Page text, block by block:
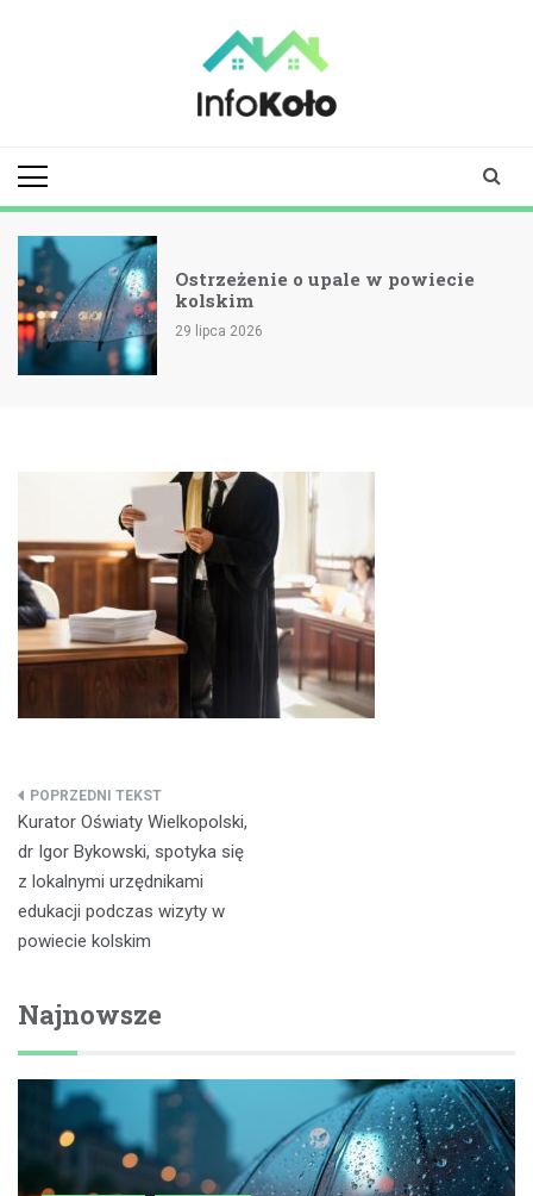
Ostrzeżenie o upale w powiecie
kolskim
29 lipca 2026
Nawigacja
wpisu
Kurator Oświaty Wielkopolski,
dr Igor Bykowski, spotyka się
z lokalnymi urzędnikami
edukacji podczas wizyty w
powiecie kolskim
Najnowsze